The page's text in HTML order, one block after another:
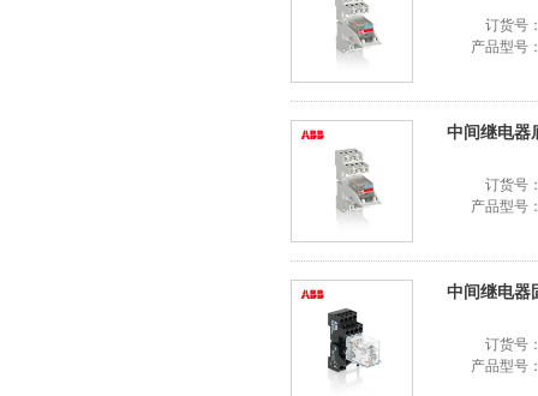
订货号
产品型号
中间继电器
订货号
产品型号
中间继电器
订货号
产品型号